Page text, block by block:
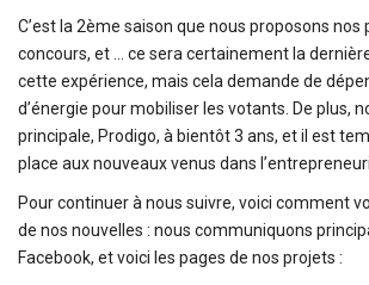
C’est la 2ème saison que nous proposons nos
concours, et … ce sera certainement la
cette expérience, mais cela demande de
d’énergie pour mobiliser les votants. De plus,
principale, Prodigo, à bientôt 3 ans, et il est
place aux nouveaux venus dans
Pour continuer à nous suivre, voici comment
de nos nouvelles : nous communiquons
Facebook, et voici les pages de nos projets :